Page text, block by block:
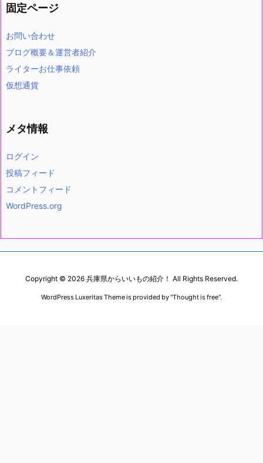
固定ページ
お問い合わせ
ブログ概要＆運営者紹介
ライターお仕事依頼
仮想通貨
メタ情報
ログイン
投稿フィード
コメントフィード
WordPress.org
Copyright © 2026 兵庫県からいいもの紹介！ All Rights Reserved.
WordPress Luxeritas Theme is provided by "Thought is free".